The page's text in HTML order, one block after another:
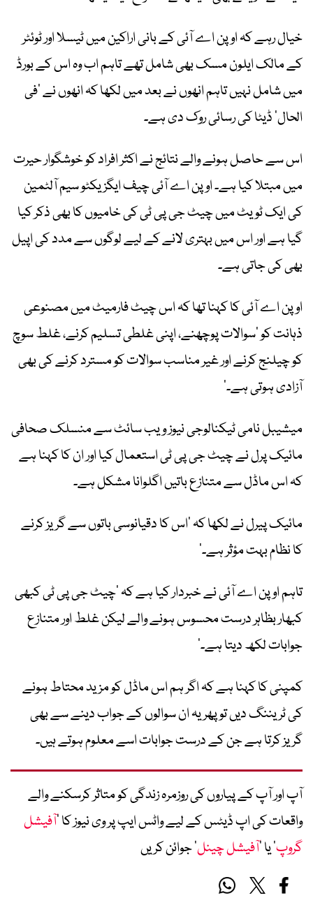
خیال رہے کہ اوپن اے آئی کے بانی اراکین میں ٹیسلا اور ٹوئٹر
کے مالک ایلون مسک بھی شامل تھے تاہم اب وہ اس کے بورڈ
میں شامل نہیں تاہم انھوں نے بعد میں لکھا کہ انھوں نے ’فی
الحال‘ ڈیٹا کی رسائی روک دی ہے۔
اس سے حاصل ہونے والے نتائج نے اکثر افراد کو خوشگوار حیرت
میں مبتلا کیا ہے۔ اوپن اے آئی چیف ایگزیکٹو سیم آلٹمین
کی ایک ٹویٹ میں چیٹ جی پی ٹی کی خامیوں کا بھی ذکر کیا
گیا ہے اور اس میں بہتری لانے کے لیے لوگوں سے مدد کی اپیل
بھی کی جاتی ہے۔
اوپن اے آئی کا کہنا تھا کہ اس چیٹ فارمیٹ میں مصنوعی
ذہانت کو ’سوالات پوچھنے، اپنی غلطی تسلیم کرنے، غلط سوچ
کو چیلنج کرنے اور غیر مناسب سوالات کو مسترد کرنے کی بھی
آزادی ہوتی ہے۔‘
میشیبل نامی ٹیکنالوجی نیوز ویب سائٹ سے منسلک صحافی
مائیک پرل نے چیٹ جی پی ٹی استعمال کیا اور ان کا کہنا ہے
کہ اس ماڈل سے متنازع باتیں اگلوانا مشکل ہے۔
مائیک پیرل نے لکھا کہ ’اس کا دقیانوسی باتوں سے گریز کرنے
کا نظام بہت مؤثر ہے۔‘
تاہم اوپن اے آئی نے خبردار کیا ہے کہ ’چیٹ جی پی ٹی کبھی
کبھار بظاہر درست محسوس ہونے والے لیکن غلط اور متنازع
جوابات لکھ دیتا ہے۔‘
کمپنی کا کہنا ہے کہ اگر ہم اس ماڈل کو مزید محتاط ہونے
کی ٹریننگ دیں تو پھر یہ ان سوالوں کے جواب دینے سے بھی
گریز کرتا ہے جن کے درست جوابات اسے معلوم ہوتے ہیں۔
آپ اور آپ کے پیاروں کی روزمرہ زندگی کو متاثر کرسکنے والے
واقعات کی اپ ڈیٹس کے لیے واٹس ایپ پر وی نیوز کا ’آفیشل
گروپ‘ یا ’آفیشل چینل‘ جوائن کریں